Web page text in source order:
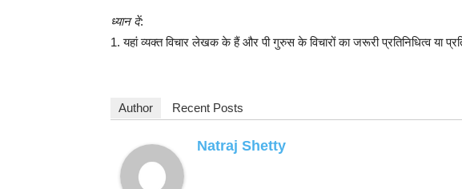
ध्यान दें:
1. यहां व्यक्त विचार लेखक के हैं और पी गुरुस के विचारों का जरूरी प्रतिनिधित्व या
Author Recent Posts
Natraj Shetty